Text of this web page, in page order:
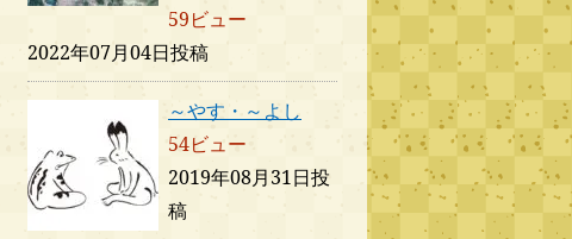
59ビュー
2022年07月04日投稿
～やす・～よし
54ビュー
2019年08月31日投
稿